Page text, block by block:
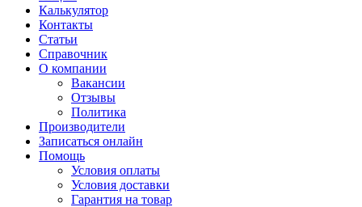
Калькулятор
Контакты
Статьи
Справочник
О компании
Вакансии
Отзывы
Политика
Производители
Записаться онлайн
Помощь
Условия оплаты
Условия доставки
Гарантия на товар